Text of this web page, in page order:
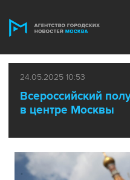
24.05.2025 10:53
Всероссийский
в центре Москвы